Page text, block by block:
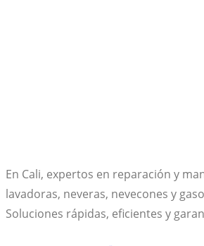
En Cali, expertos en reparación y
lavadoras, neveras, nevecones y
Soluciones rápidas, eficientes y